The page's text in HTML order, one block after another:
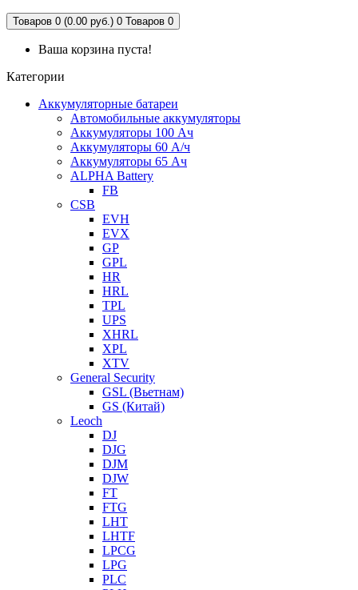
Товаров 0 (0.00 руб.) 0 Товаров 0
Ваша корзина пуста!
Категории
Аккумуляторные батареи
Автомобильные аккумуляторы
Аккумуляторы 100 Ач
Аккумуляторы 60 А/ч
Аккумуляторы 65 Ач
ALPHA Battery
FB
CSB
EVH
EVX
GP
GPL
HR
HRL
TPL
UPS
XHRL
XPL
XTV
General Security
GSL (Вьетнам)
GS (Китай)
Leoch
DJ
DJG
DJM
DJW
FT
FTG
LHT
LHTF
LPCG
LPG
PLC